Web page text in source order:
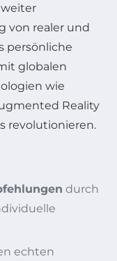
von realer und
persönliche
globalen
wie
Reality
revolutionieren.
durch
echten